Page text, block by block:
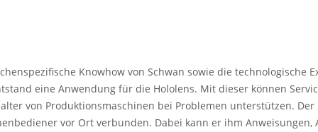
Knowhow von Schwan sowie die technologische
eine Anwendung für die Hololens. Mit dieser können
von Produktionsmaschinen bei Problemen unterstützen.
vor Ort verbunden. Dabei kann er ihm Anweisungen,